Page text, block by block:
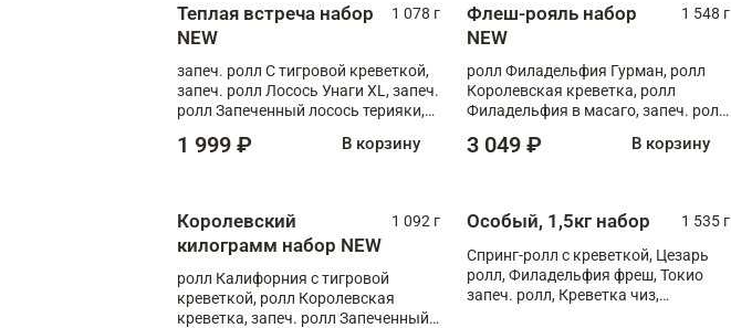
Теплая встреча набор
NEW
1 078 г
запеч. ролл С тигровой креветкой,
запеч. ролл Лосось Унаги XL, запеч.
ролл Запеченный лосось терияки,
1 999 ₽ В корзину
Флеш-рояль набор
NEW
1 548 г
ролл Филадельфия Гурман, ролл
Королевская креветка, ролл
Филадельфия в масаго, запеч. ролл
Тигровая креветка с моцареллой,
3 049 ₽ В корзину
Королевский
килограмм набор NEW
1 092 г
ролл Калифорния с тигровой
креветкой, ролл Королевская
креветка, запеч. ролл Запеченный
Особый, 1,5кг набор
1 535 г
Спринг-ролл с креветкой, Цезарь
ролл, Филадельфия фреш, Токио
запеч. ролл, Креветка чиз,